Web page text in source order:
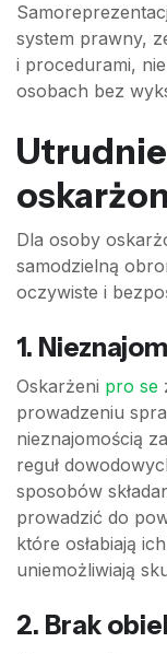
system prawny,
i procedurami,
osobach bez
Dla osoby
samodzielną
oczywiste i
1.
Oskarżeni pro se
prowadzeniu
nieznajomością
reguł
sposobów
prowadzić do
które osłabiają
uniemożliwiają
2. Brak